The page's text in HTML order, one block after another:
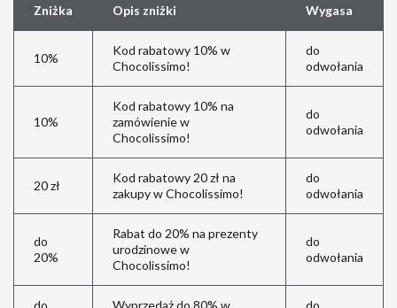
Zniżka Opis zniżki Wygasa
10%
Kod rabatowy 10% w
Chocolissimo!
do
odwołania
10%
Kod rabatowy 10% na
zamówienie w
Chocolissimo!
do
odwołania
20 zł
Kod rabatowy 20 zł na
zakupy w Chocolissimo!
do
odwołania
do
20%
Rabat do 20% na prezenty
urodzinowe w
Chocolissimo!
do
odwołania
do Wyprzedaż do 80% w do